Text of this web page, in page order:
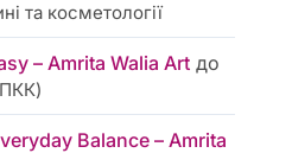
та косметології
– Amrita Walia Art до
Balance – Amrita